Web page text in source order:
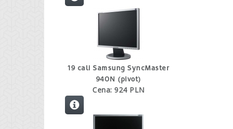
19 cali Samsung SyncMaster
940N (pivot)
Cena: 924 PLN